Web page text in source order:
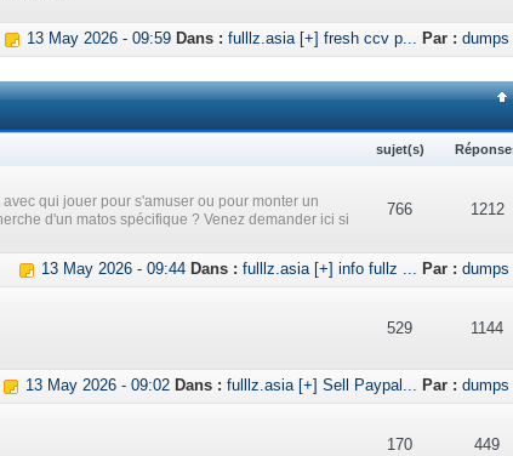
13 May 2026 - 09:59 Dans : fulllz.asia [+] fresh ccv p... Par : dumps
sujet(s)
qui jouer pour s'amuser ou pour monter un
d'un matos spécifique ? Venez demander ici si
766 1212
13 May 2026 - 09:44 Dans : fulllz.asia [+] info fullz ... Par : dumps
529 1144
13 May 2026 - 09:02 Dans : fulllz.asia [+] Sell Paypal... Par : dumps
170 449